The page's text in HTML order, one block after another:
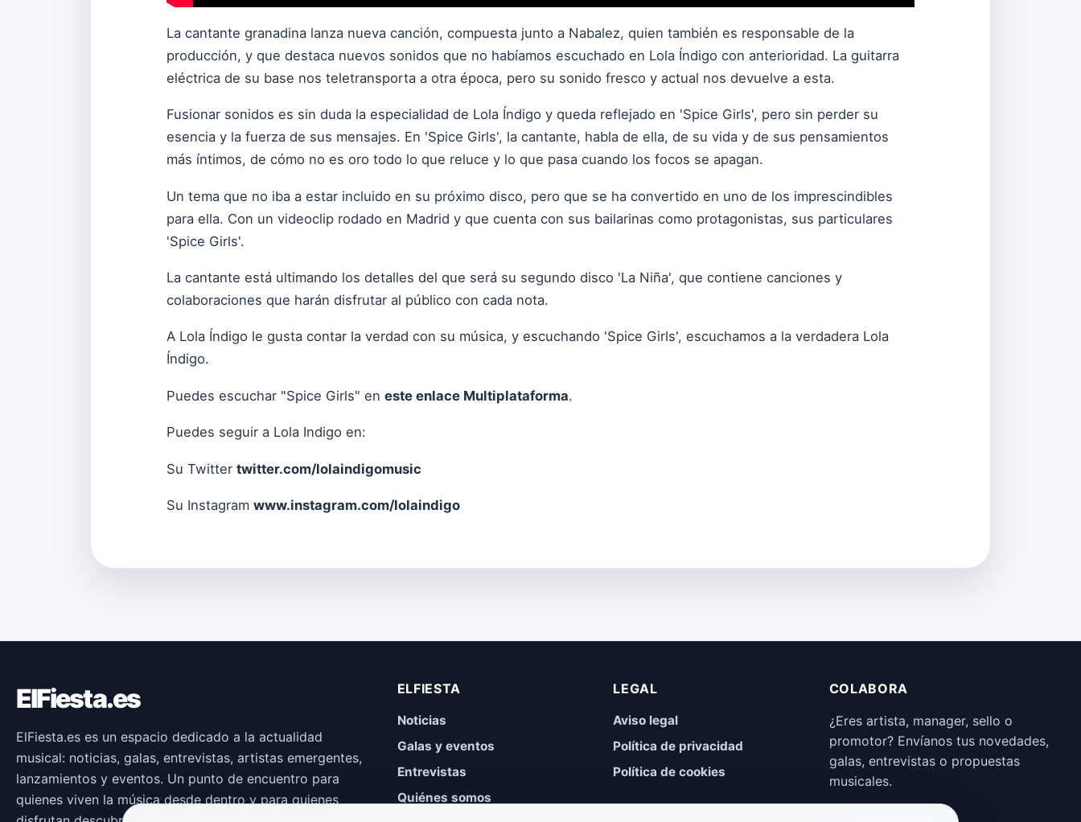
La cantante granadina lanza nueva canción, compuesta junto a Nabalez, quien también es responsable de la
producción, y que destaca nuevos sonidos que no habíamos escuchado en Lola Índigo con anterioridad. La guitarra
eléctrica de su base nos teletransporta a otra época, pero su sonido fresco y actual nos devuelve a esta.
Fusionar sonidos es sin duda la especialidad de Lola Índigo y queda reflejado en 'Spice Girls', pero sin perder su
esencia y la fuerza de sus mensajes. En 'Spice Girls', la cantante, habla de ella, de su vida y de sus pensamientos
más íntimos, de cómo no es oro todo lo que reluce y lo que pasa cuando los focos se apagan.
Un tema que no iba a estar incluido en su próximo disco, pero que se ha convertido en uno de los imprescindibles
para ella. Con un videoclip rodado en Madrid y que cuenta con sus bailarinas como protagonistas, sus particulares
'Spice Girls'.
La cantante está ultimando los detalles del que será su segundo disco 'La Niña', que contiene canciones y
colaboraciones que harán disfrutar al público con cada nota.
A Lola Índigo le gusta contar la verdad con su música, y escuchando 'Spice Girls', escuchamos a la verdadera Lola
Índigo.
Puedes escuchar "Spice Girls" en este enlace Multiplataforma.
Puedes seguir a Lola Indigo en:
Su Twitter twitter.com/lolaindigomusic
Su Instagram www.instagram.com/lolaindigo
ElFiesta.es
ElFiesta.es es un espacio dedicado a la actualidad
musical: noticias, galas, entrevistas, artistas emergentes,
lanzamientos y eventos. Un punto de encuentro para
quienes viven la música desde dentro y para quienes
ELFIESTA
Noticias
Galas y eventos
Entrevistas
Quiénes somos
LEGAL
Aviso legal
Política de privacidad
Política de cookies
COLABORA
¿Eres artista, manager, sello o
promotor? Envíanos tus novedades,
galas, entrevistas o propuestas
musicales.